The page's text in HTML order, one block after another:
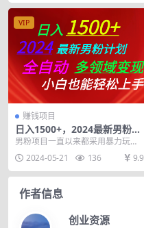
VIP
赚钱项目
日入1500+，2024最新男粉计
划，视频图文+直播+交友等多
男粉项目一直以来都采用暴力玩
法，它的操作简单、起号快、变现
方式也很暴力，因此成为...
2024-05-21 136 9.9
作者信息
创业资源